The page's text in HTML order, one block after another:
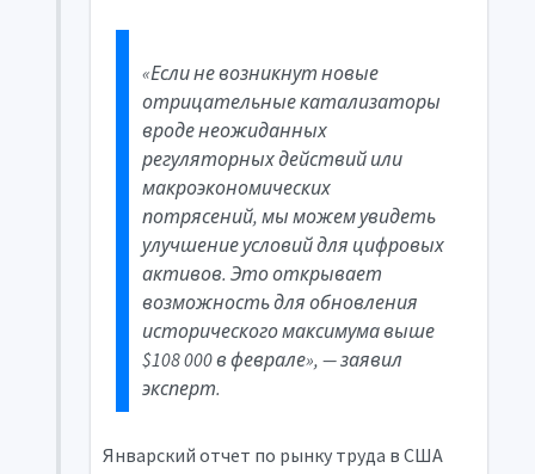
«Если не возникнут новые
отрицательные катализаторы
вроде неожиданных
регуляторных действий или
макроэкономических
потрясений, мы можем увидеть
улучшение условий для цифровых
активов. Это открывает
возможность для обновления
исторического максимума выше
$108 000 в феврале», — заявил
эксперт.
Январский отчет по рынку труда в США